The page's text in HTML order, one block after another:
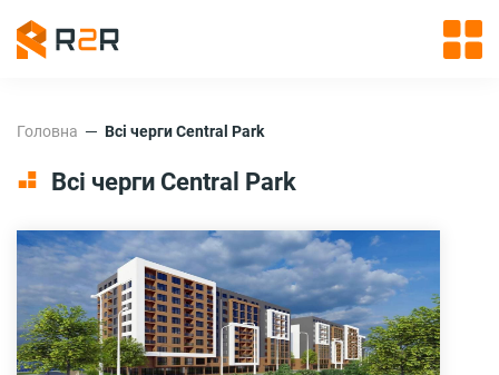
Головна Всі черги Central Park
Всі черги Central Park